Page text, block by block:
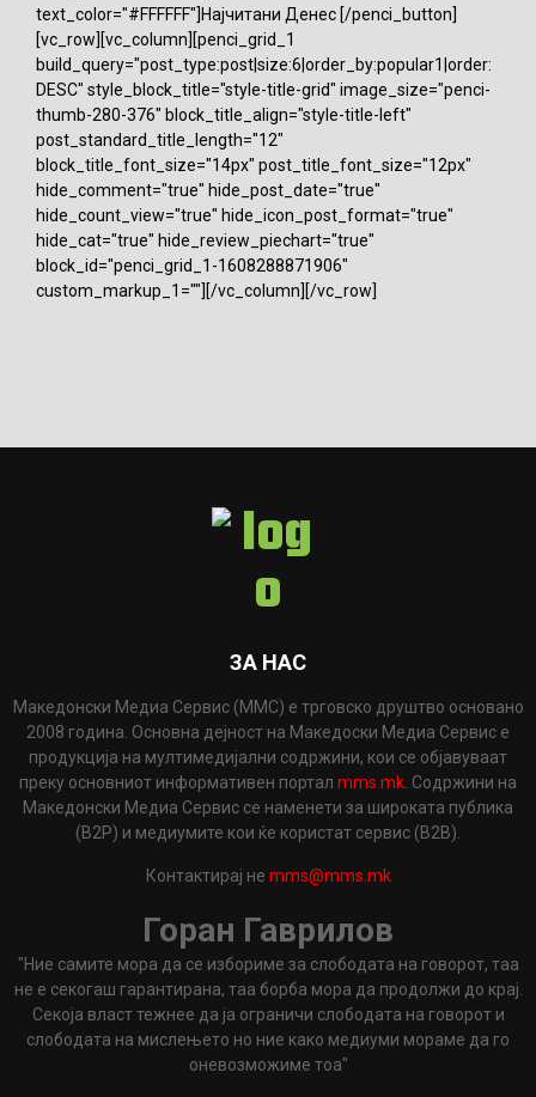
text_color="#FFFFFF"]Најчитани Денес [/penci_button]
[vc_row][vc_column][penci_grid_1
build_query="post_type:post|size:6|order_by:popular1|order:
DESC" style_block_title="style-title-grid" image_size="penci-
thumb-280-376" block_title_align="style-title-left"
post_standard_title_length="12"
block_title_font_size="14px" post_title_font_size="12px"
hide_comment="true" hide_post_date="true"
hide_count_view="true" hide_icon_post_format="true"
hide_cat="true" hide_review_piechart="true"
block_id="penci_grid_1-1608288871906"
custom_markup_1=""][/vc_column][/vc_row]
ЗА НАС
Македонски Медиа Сервис (ММС) е трговско друштво основано
2008 година. Основна дејност на Македоски Медиа Сервис е
продукција на мултимедијални содржини, кои се објавуваат
преку основниот информативен портал mms.mk . Содржини на
Македонски Медиа Сервис се наменети за широката публика
(B2P) и медиумите кои ќе користат сервис (B2B).
Контактирај не mms@mms.mk
Горан Гаврилов
"Ние самите мора да се избориме за слободата на говорот, таа
не е секогаш гарантирана, таа борба мора да продолжи до крај.
Секоја власт тежнее да ја ограничи слободата на говорот и
слободата на мислењето но ние како медиуми мораме да го
оневозможиме тоа"